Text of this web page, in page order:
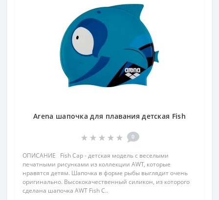
Arena шапочка для плавания детская Fish
0
ОПИСАНИЕ Fish Cap - детская модель с веселыми
печатными рисунками из коллекции AWT, которые
нравятся детям. Шапочка в форме рыбы выглядит очень
оригинально. Высококачественный силикон, из которого
сделана шапочка AWT Fish C..